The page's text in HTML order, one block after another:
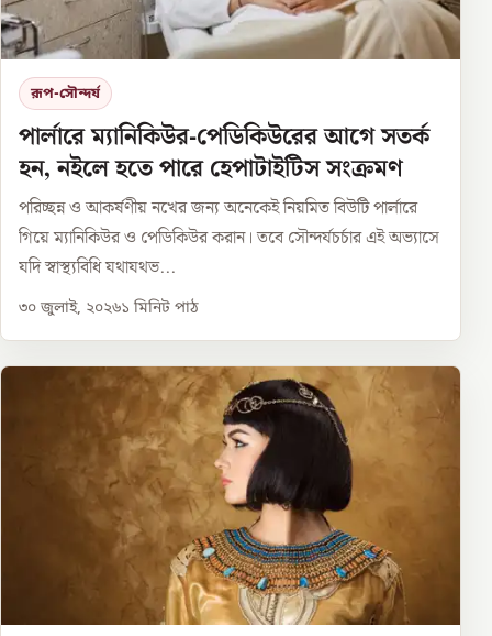
রূপ-সৌন্দর্য
পার্লারে ম্যানিকিউর-পেডিকিউরের আগে সতর্ক
হন, নইলে হতে পারে হেপাটাইটিস সংক্রমণ
পরিচ্ছন্ন ও আকর্ষণীয় নখের জন্য অনেকেই নিয়মিত বিউটি পার্লারে
গিয়ে ম্যানিকিউর ও পেডিকিউর করান। তবে সৌন্দর্যচর্চার এই অভ্যাসে
যদি স্বাস্থ্যবিধি যথাযথভ...
৩০ জুলাই, ২০২৬১ মিনিট পাঠ